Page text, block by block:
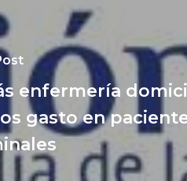
enfermería
gasto en